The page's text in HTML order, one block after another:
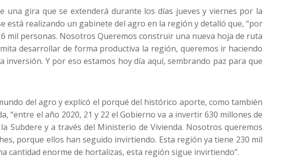
una gira que se extenderá durante los días jueves y viernes por la
realizando un gabinete del agro en la región y detalló que, “por
mil personas. Nosotros Queremos construir una nueva hoja de ruta
desarrollar de forma productiva la región, queremos ir haciendo
inversión. Y por eso estamos hoy día aquí, sembrando paz para que
del agro y explicó el porqué del histórico aporte, como también
“entre el año 2020, 21 y 22 el Gobierno va a invertir 630 millones de
Subdere y a través del Ministerio de Vivienda. Nosotros queremos
porque ellos han seguido invirtiendo. Esta región ya tiene 230 mil
cantidad enorme de hortalizas, esta región sigue invirtiendo”.